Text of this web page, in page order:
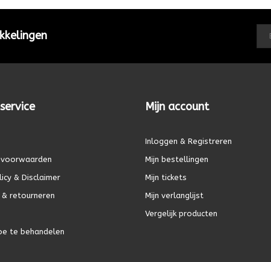
& Disclaimer
& retourneren
te behandelen
Mijn account
Inloggen & Registreren
Mijn bestellingen
Mijn tickets
Mijn verlanglijst
Vergelijk producten